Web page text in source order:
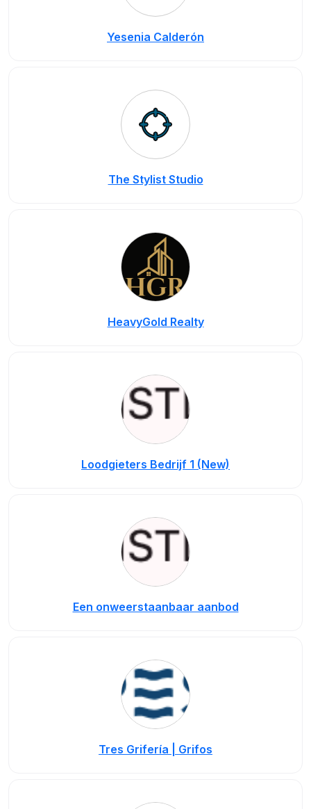
Yesenia Calderón
The Stylist Studio
HeavyGold Realty
Loodgieters Bedrijf 1 (New)
Een onweerstaanbaar aanbod
Tres Grifería | Grifos